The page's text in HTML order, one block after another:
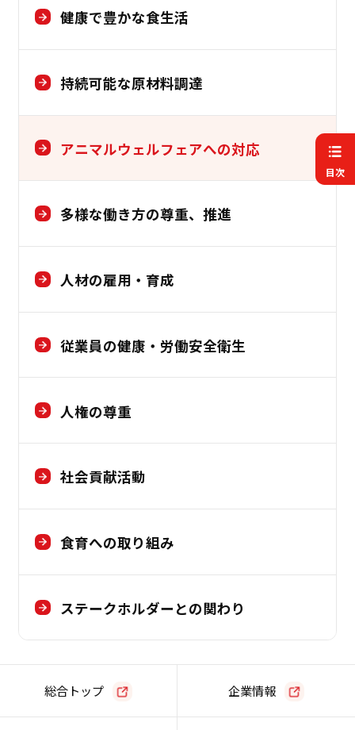
健康で豊かな食生活
持続可能な原材料調達
アニマルウェルフェアへの対応
多様な働き方の尊重、推進
人材の雇用・育成
従業員の健康・労働安全衛生
人権の尊重
社会貢献活動
食育への取り組み
ステークホルダーとの関わり
目次
総合トップ 企業情報